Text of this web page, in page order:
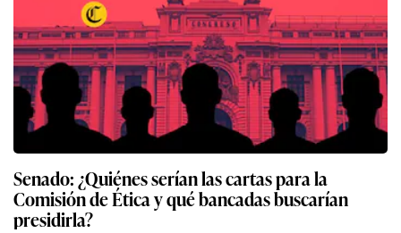
Senado: ¿Quiénes serían las cartas para la
Comisión de Ética y qué bancadas buscarían
presidirla?